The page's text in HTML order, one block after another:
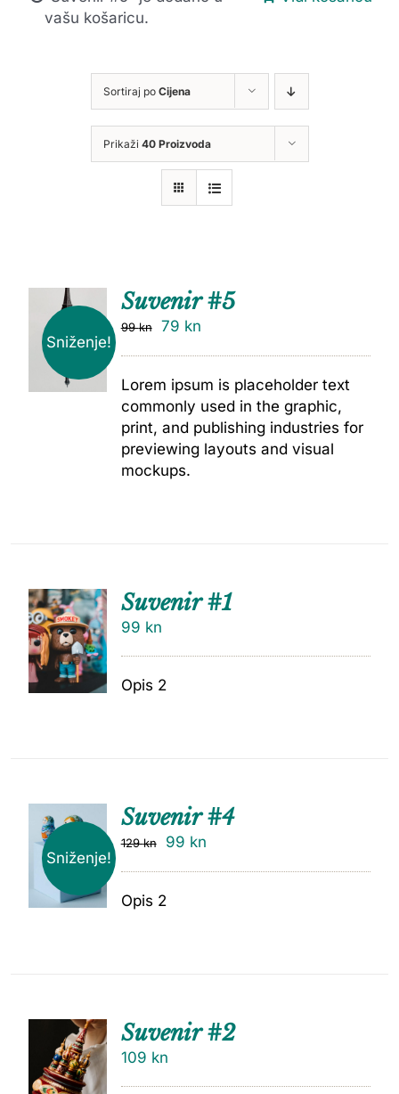
vašu košaricu.
Sortiraj po Cijena
Prikaži 40 Proizvoda
Sniženje!
Suvenir #5
99kn 79 kn
Lorem ipsum is placeholder text
commonly used in the graphic,
print, and publishing industries for
previewing layouts and visual
mockups.
DODAJ
U
KOŠARI
CU
Suvenir #1
99 kn
Opis 2
Sniženje!
DODAJ
Suvenir #4
129kn 99 kn
Opis 2
DODAJ
U
KOŠARI
Suvenir #2
109 kn